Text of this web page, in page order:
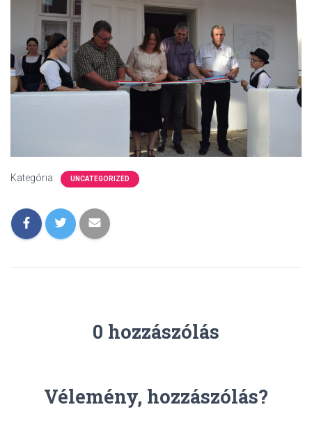
Kategória: UNCATEGORIZED
0 hozzászólás
Vélemény, hozzászólás?